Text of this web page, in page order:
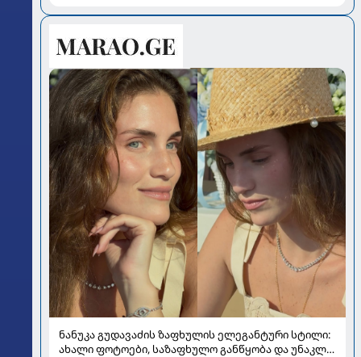
სალომე ახვლედიანის რჩევები
ნანუკა გუდავაძის ზაფხულის ელეგანტური სტილი:
ახალი ფოტოები, საზაფხულო განწყობა და უნაკლო